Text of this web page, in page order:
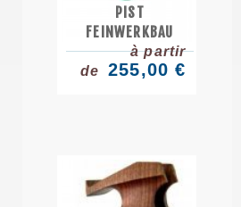
PIST
FEINWERKBAU
à partir
de
255,00 €